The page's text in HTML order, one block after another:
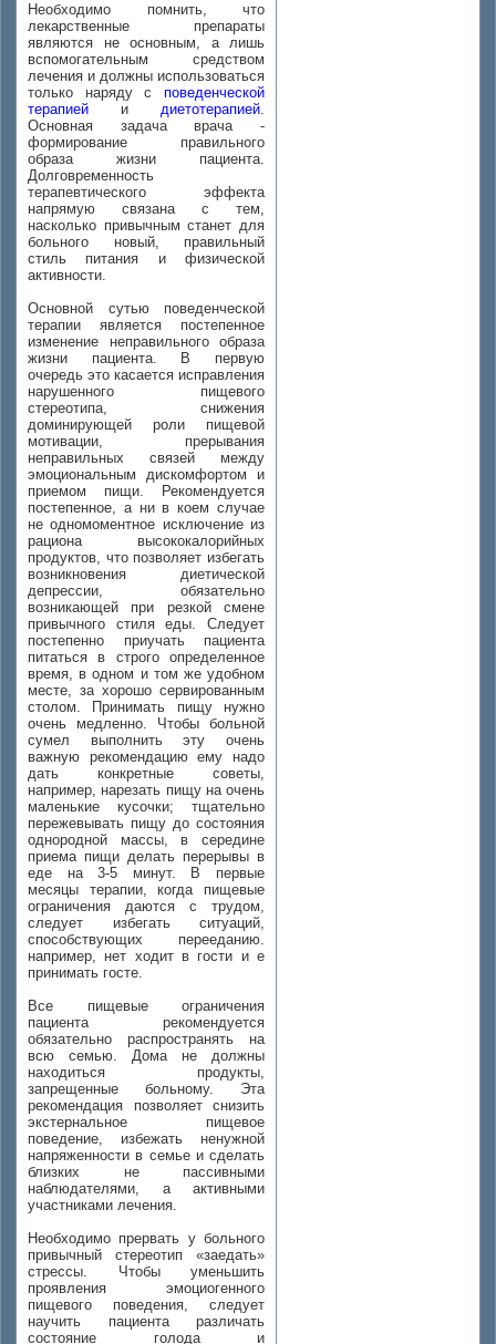
Необходимо помнить, что
лекарственные препараты
являются не основным, а лишь
вспомогательным средством
лечения и должны использоваться
только наряду с поведенческой
терапией и диетотерапией.
Основная задача врача -
формирование правильного
образа жизни пациента.
Долговременность
терапевтического эффекта
напрямую связана с тем,
насколько привычным станет для
больного новый, правильный
стиль питания и физической
активности.
Основной сутью поведенческой
терапии является постепенное
изменение неправильного образа
жизни пациента. В первую
очередь это касается исправления
нарушенного пищевого
стереотипа, снижения
доминирующей роли пищевой
мотивации, прерывания
неправильных связей между
эмоциональным дискомфортом и
приемом пищи. Рекомендуется
постепенное, а ни в коем случае
не одномоментное исключение из
рациона высококалорийных
продуктов, что позволяет избегать
возникновения диетической
депрессии, обязательно
возникающей при резкой смене
привычного стиля еды. Следует
постепенно приучать пациента
питаться в строго определенное
время, в одном и том же удобном
месте, за хорошо сервированным
столом. Принимать пищу нужно
очень медленно. Чтобы больной
сумел выполнить эту очень
важную рекомендацию ему надо
дать конкретные советы,
например, нарезать пищу на очень
маленькие кусочки; тщательно
пережевывать пищу до состояния
однородной массы, в середине
приема пищи делать перерывы в
еде на 3-5 минут. В первые
месяцы терапии, когда пищевые
ограничения даются с трудом,
следует избегать ситуаций,
способствующих перееданию.
например, нет ходит в гости и е
принимать госте.
Все пищевые ограничения
пациента рекомендуется
обязательно распространять на
всю семью. Дома не должны
находиться продукты,
запрещенные больному. Эта
рекомендация позволяет снизить
экстернальное пищевое
поведение, избежать ненужной
напряженности в семье и сделать
близких не пассивными
наблюдателями, а активными
участниками лечения.
Необходимо прервать у больного
привычный стереотип «заедать»
стрессы. Чтобы уменьшить
проявления эмоциогенного
пищевого поведения, следует
научить пациента различать
состояние голода и